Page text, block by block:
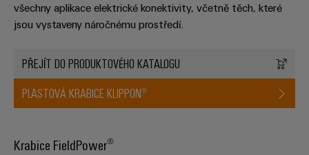
všechny aplikace elektrické konektivity, včetně těch, které
jsou vystaveny náročnému prostředí.
PŘEJÍT DO PRODUKTOVÉHO KATALOGU
PLASTOVÁ KRABICE KLIPPON®
Krabice FieldPower®